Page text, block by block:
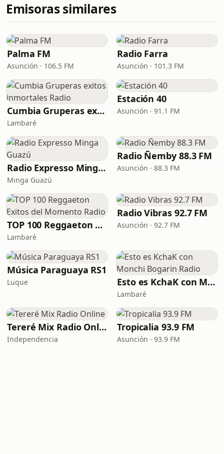
Emisoras similares
Palma FM
Asunción · 106.5 FM
Radio Farra
Asunción · 101.3 FM
Cumbia Gruperas exitos inmortales Radio
Lambaré
Estación 40
Asunción · 91.1 FM
Radio Expresso Minga Guazú
Minga Guazú
Radio Ñemby 88.3 FM
Asunción · 88.3 FM
TOP 100 Reggaeton Exitos del Momento Radio
Lambaré
Radio Vibras 92.7 FM
Asunción · 92.7 FM
Música Paraguaya RS1
Luque Esto es KchaK con Monchi Bogarin Radio
Lambaré
Tereré Mix Radio Online
Independencia
Tropicalia 93.9 FM
Asunción · 93.9 FM